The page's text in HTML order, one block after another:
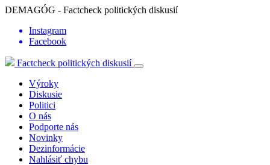
DEMAGÓG - Factcheck politických diskusií
Instagram
Facebook
Factcheck politických diskusií
Výroky
Diskusie
Politici
O nás
Podporte nás
Novinky
Dezinformácie
Nahlásiť chybu